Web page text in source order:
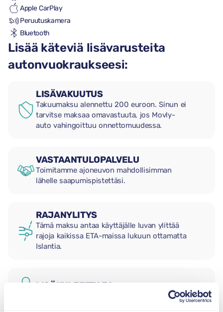
Apple CarPlay
Peruutuskamera
Bluetooth
Lisää käteviä lisävarusteita
autonvuokraukseesi:
LISÄVAKUUTUS
Takuumaksu alennettu 200 euroon. Sinun ei
tarvitse maksaa omavastuuta, jos Movly-
auto vahingoittuu onnettomuudessa.
VASTAANTULOPALVELU
Toimitamme ajoneuvon mahdollisimman
lähelle saapumispistettäsi.
RAJANYLITYS
Tämä maksu antaa käyttäjälle luvan ylittää
rajoja kaikissa ETA-maissa lukuun ottamatta
Islantia.
LISÄKULJETTAJA